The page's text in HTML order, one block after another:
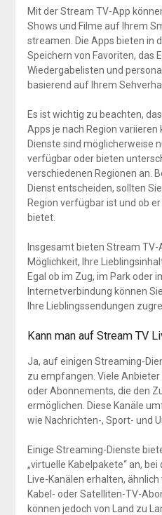
Mit der Stream TV-App
Shows und Filme auf Ihrem
streamen. Die Apps bieten in
Speichern von Favoriten, das
Wiedergabelisten und
basierend auf Ihrem
Es ist wichtig zu beachten,
Apps je nach Region
Dienste sind möglicherweise
verfügbar oder bieten
verschiedenen Regionen an.
Dienst entscheiden, sollten
Region verfügbar ist und ob
bietet.
Insgesamt bieten Stream
Möglichkeit, Ihre
Egal ob im Zug, im Park oder
Internetverbindung können
Ihre Lieblingssendungen
Kann man auf Stream TV
Ja, auf einigen Streaming-
zu empfangen. Viele
oder Abonnements, die den
ermöglichen. Diese Kanäle
wie Nachrichten-, Sport- und
Einige Streaming-Dienste
„virtuelle Kabelpakete“ an,
Live-Kanälen erhalten,
Kabel- oder Satelliten-TV-
können jedoch von Land zu